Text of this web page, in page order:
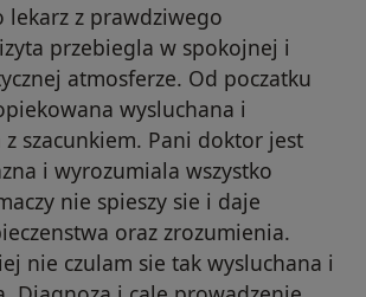
lekarz z prawdziwego
przebiegla w spokojnej i
atmosferze. Od poczatku
wysluchana i
szacunkiem. Pani doktor jest
i wyrozumiala wszystko
nie spieszy sie i daje
oraz zrozumienia.
nie czulam sie tak wysluchana i